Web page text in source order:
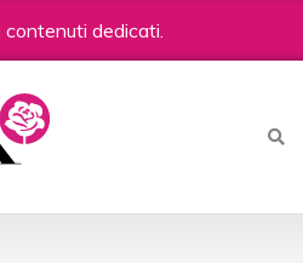
contenuti dedicati.